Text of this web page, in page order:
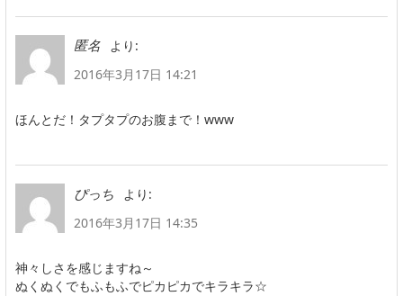
匿名
より:
2016年3月17日 14:21
ほんとだ！タプタプのお腹まで！www
ぴっち
より:
2016年3月17日 14:35
神々しさを感じますね～
ぬくぬくでもふもふでピカピカでキラキラ☆